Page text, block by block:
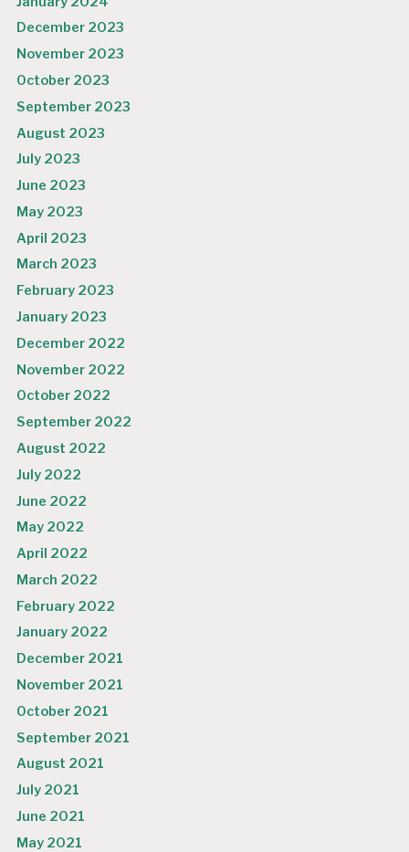
December 2023
November 2023
October 2023
September 2023
August 2023
July 2023
June 2023
May 2023
April 2023
March 2023
February 2023
January 2023
December 2022
November 2022
October 2022
September 2022
August 2022
July 2022
June 2022
May 2022
April 2022
March 2022
February 2022
January 2022
December 2021
November 2021
October 2021
September 2021
August 2021
July 2021
June 2021
May 2021